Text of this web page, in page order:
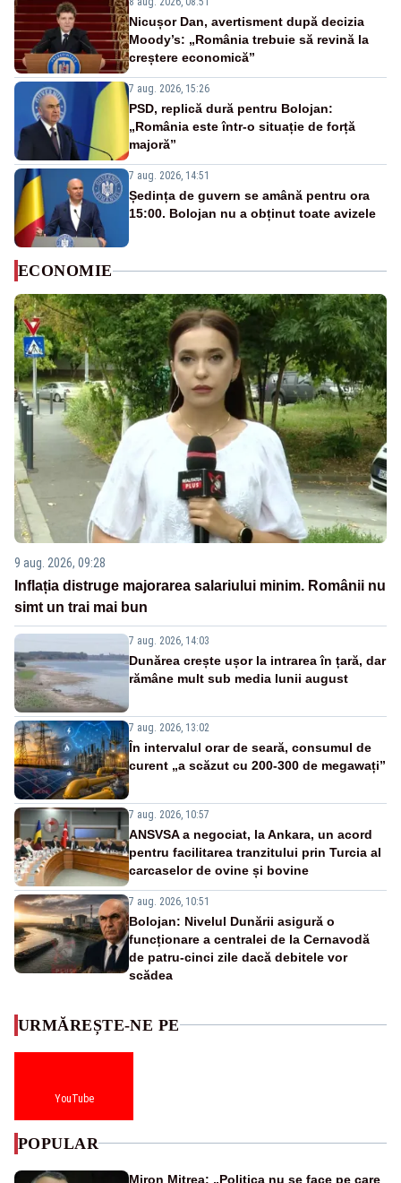
Nicușor Dan, avertisment după decizia
Moody’s: „România trebuie să revină la
creștere economică”
7 aug. 2026, 15:26
PSD, replică dură pentru Bolojan:
„România este într-o situație de forță
majoră”
7 aug. 2026, 14:51
Ședința de guvern se amână pentru ora
15:00. Bolojan nu a obținut toate avizele
ECONOMIE
9 aug. 2026, 09:28
Inflația distruge majorarea salariului minim. Românii nu
simt un trai mai bun
7 aug. 2026, 14:03
Dunărea crește ușor la intrarea în țară, dar
rămâne mult sub media lunii august
7 aug. 2026, 13:02
În intervalul orar de seară, consumul de
curent „a scăzut cu 200-300 de megawați”
7 aug. 2026, 10:57
ANSVSA a negociat, la Ankara, un acord
pentru facilitarea tranzitului prin Turcia al
carcaselor de ovine și bovine
7 aug. 2026, 10:51
Bolojan: Nivelul Dunării asigură o
funcționare a centralei de la Cernavodă
de patru-cinci zile dacă debitele vor
scădea
URMĂREȘTE-NE PE
YouTube
POPULAR
Miron Mitrea: „Politica nu se face pe care